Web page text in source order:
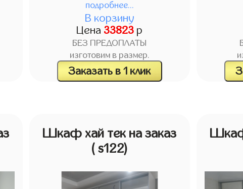
подробнее...
В корзину
Цена 33823 р
БЕЗ ПРЕДОПЛАТЫ
изготовим в размер.
Заказать в 1 клик
Шкаф хай тек на заказ
( s122)
Шкаф